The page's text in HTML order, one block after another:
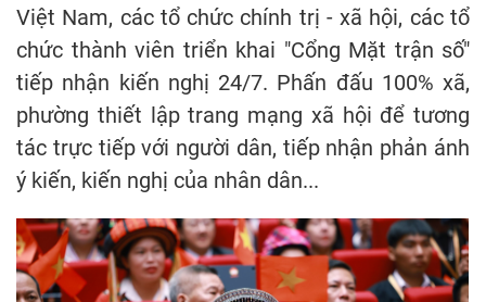
Việt Nam, các tổ chức chính trị - xã hội, các tổ
chức thành viên triển khai "Cổng Mặt trận số"
tiếp nhận kiến nghị 24/7. Phấn đấu 100% xã,
phường thiết lập trang mạng xã hội để tương
tác trực tiếp với người dân, tiếp nhận phản ánh
ý kiến, kiến nghị của nhân dân...